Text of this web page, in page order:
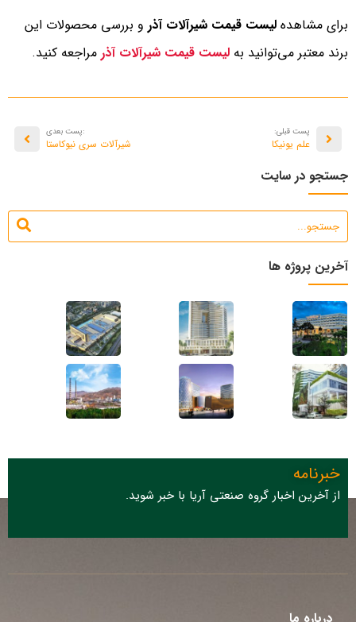
برای مشاهده لیست قیمت شیرآلات آذر و بررسی محصولات این
برند معتبر می‌توانید به لیست قیمت شیرآلات آذر مراجعه کنید.
پست قبلی:
علم یونیکا
:پست بعدی
شیرآلات سری نیوکاستا
جستجو در سایت
آخرین پروژه ها
خبرنامه
از آخرین اخبار گروه صنعتی آریا با خبر شوید.